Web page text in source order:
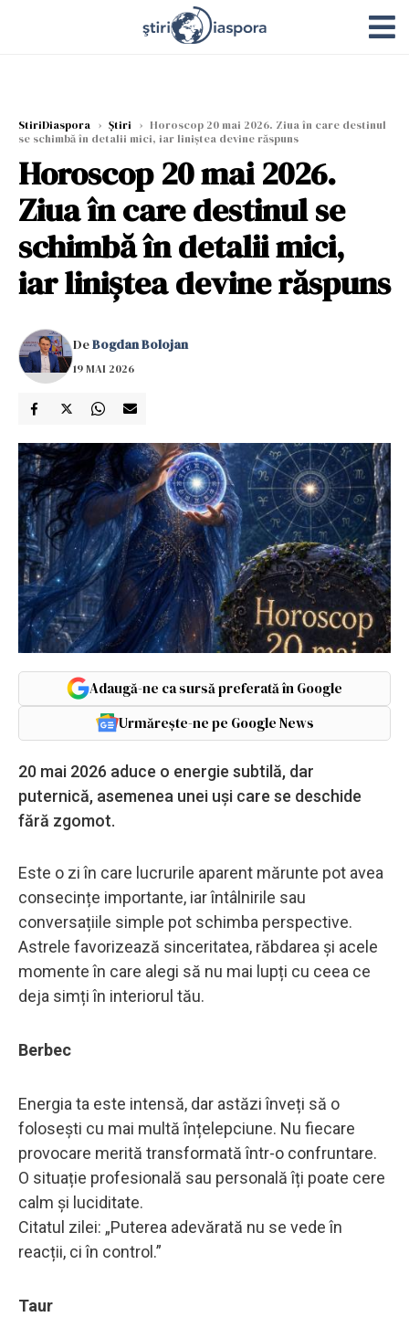
StiriDiaspora › Știri › Horoscop 20 mai 2026. Ziua în care destinul
se schimbă în detalii mici, iar liniștea devine răspuns
Horoscop 20 mai 2026.
Ziua în care destinul se
schimbă în detalii mici,
iar liniștea devine răspuns
DeBogdan Bolojan
19 MAI 2026
Adaugă-ne ca sursă preferată în Google
Urmărește-ne pe Google News
20 mai 2026 aduce o energie subtilă, dar
puternică, asemenea unei uși care se deschide
fără zgomot.
Este o zi în care lucrurile aparent mărunte pot avea
consecințe importante, iar întâlnirile sau
conversațiile simple pot schimba perspective.
Astrele favorizează sinceritatea, răbdarea și acele
momente în care alegi să nu mai lupți cu ceea ce
deja simți în interiorul tău.
Berbec
Energia ta este intensă, dar astăzi înveți să o
folosești cu mai multă înțelepciune. Nu fiecare
provocare merită transformată într-o confruntare.
O situație profesională sau personală îți poate cere
calm și luciditate.
Citatul zilei: „Puterea adevărată nu se vede în
reacții, ci în control.”
Taur